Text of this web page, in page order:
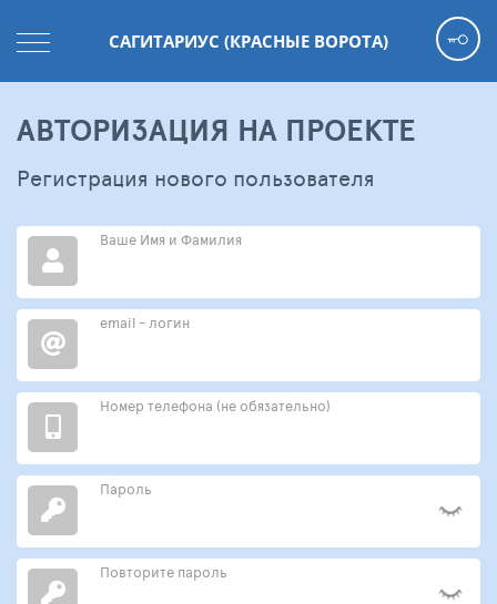
САГИТАРИУС (КРАСНЫЕ ВОРОТА)
АВТОРИЗАЦИЯ НА ПРОЕКТЕ
Регистрация нового пользователя
Ваше Имя и Фамилия
email - логин
Номер телефона (не обязательно)
Пароль
Повторите пароль